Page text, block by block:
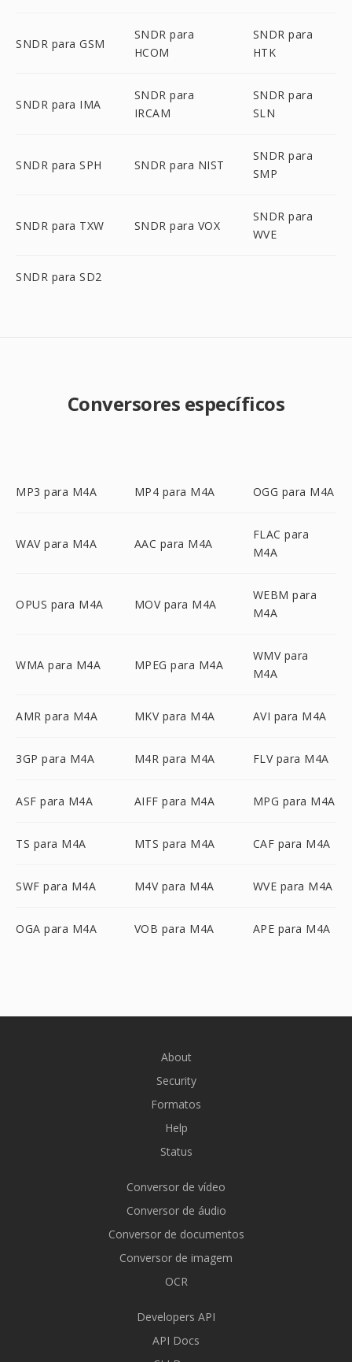
SNDR para GSM
SNDR para
HCOM
SNDR para
HTK
SNDR para IMA
SNDR para
IRCAM
SNDR para
SLN
SNDR para SPH SNDR para NIST
SNDR para
SMP
SNDR para TXW SNDR para VOX
SNDR para
WVE
SNDR para SD2
Conversores específicos
MP3 para M4A MP4 para M4A OGG para M4A
WAV para M4A AAC para M4A
FLAC para
M4A
OPUS para M4A MOV para M4A
WEBM para
M4A
WMA para M4A MPEG para M4A
WMV para
M4A
AMR para M4A MKV para M4A AVI para M4A
3GP para M4A M4R para M4A FLV para M4A
ASF para M4A AIFF para M4A MPG para M4A
TS para M4A MTS para M4A CAF para M4A
SWF para M4A M4V para M4A WVE para M4A
OGA para M4A VOB para M4A APE para M4A
About
Security
Formatos
Help
Status
Conversor de vídeo
Conversor de áudio
Conversor de documentos
Conversor de imagem
OCR
Developers API
API Docs